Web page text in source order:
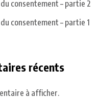
consentement – partie 2
consentement – partie 1
récents
à afficher.